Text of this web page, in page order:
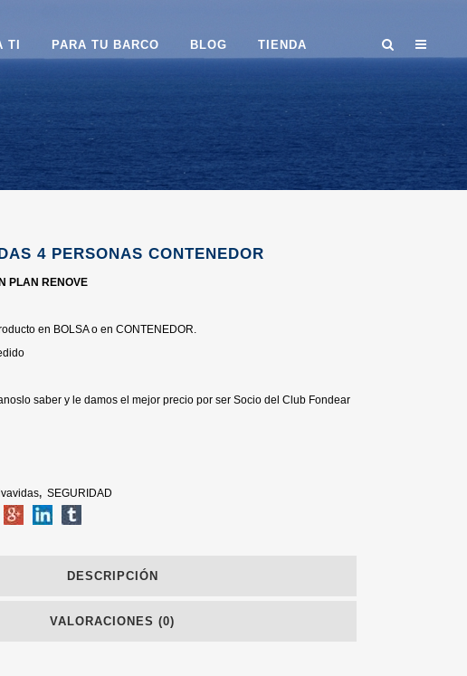
TI PARA TU BARCO BLOG TIENDA
4 PERSONAS CONTENEDOR
PLAN RENOVE
en BOLSA o en CONTENEDOR.
saber y le damos el mejor precio por ser Socio del Club Fondear
, SEGURIDAD
DESCRIPCIÓN
VALORACIONES (0)